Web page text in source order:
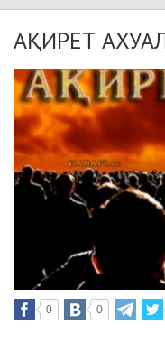
АҚИРЕТ
0 0